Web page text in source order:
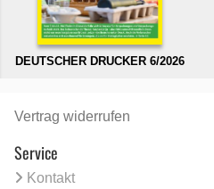
DEUTSCHER DRUCKER 6/2026
Vertrag widerrufen
Service
Kontakt